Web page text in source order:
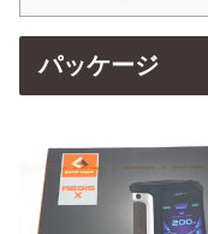
パッケージ